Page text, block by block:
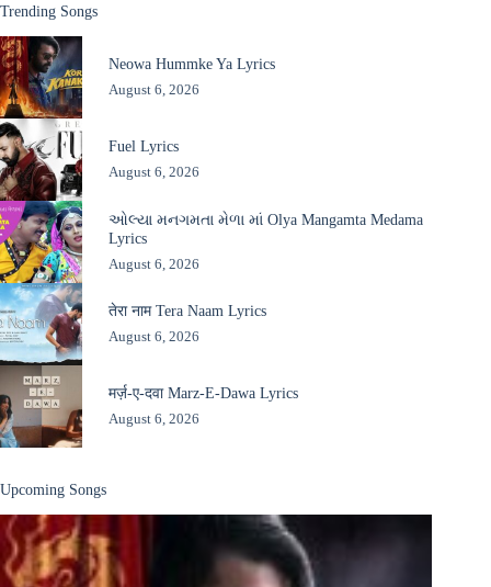
Trending Songs
Neowa Hummke Ya Lyrics
August 6, 2026
Fuel Lyrics
August 6, 2026
ઓલ્યા મનગમતા મેળા માં Olya Mangamta Medama
Lyrics
August 6, 2026
तेरा नाम Tera Naam Lyrics
August 6, 2026
मर्ज़-ए-दवा Marz-E-Dawa Lyrics
August 6, 2026
Upcoming Songs